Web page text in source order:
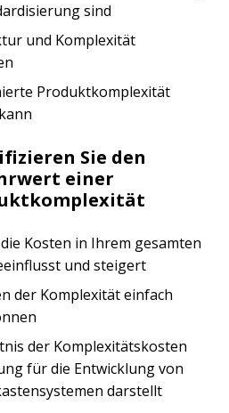
sind
und Komplexität
Produktkomplexität
Sie den
einer
Kosten in Ihrem gesamten
und steigert
der Komplexität einfach
der Komplexitätskosten
für die Entwicklung von
darstellt